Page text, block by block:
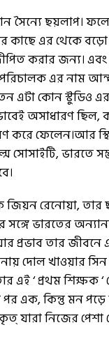
সৈন্যে ছয়লাপ।
কাছে এর থেকে
করার জন্য। এবং
এর নাম
এটা কোন
অসাধারণ
করে ফেলেন।আর
সোসাইটি, ভারতে
রেনোয়া, তার
ভারতের
প্রভাব তার জীবনে
দোল খাওয়ার সিন
‘ প্রথম শিক্ষক ‘
এক, কিন্তু মন
যারা নিজের পেশা